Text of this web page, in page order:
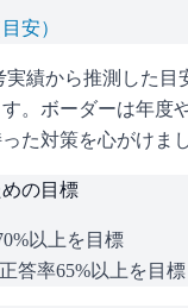
安）
績から推測した目
。 ボーダーは年度
た対策を心がけま
の目標
以上を目標
答率65%以上を目標